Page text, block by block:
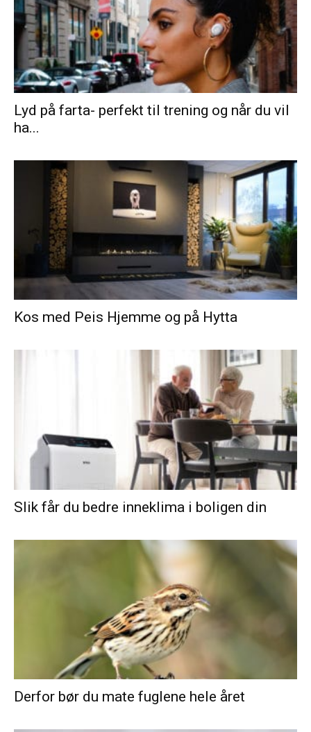
Lyd på farta- perfekt til trening og når du vil
ha...
Kos med Peis Hjemme og på Hytta
Slik får du bedre inneklima i boligen din
Derfor bør du mate fuglene hele året